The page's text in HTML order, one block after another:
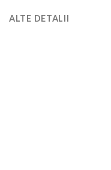
ALTE DETALII